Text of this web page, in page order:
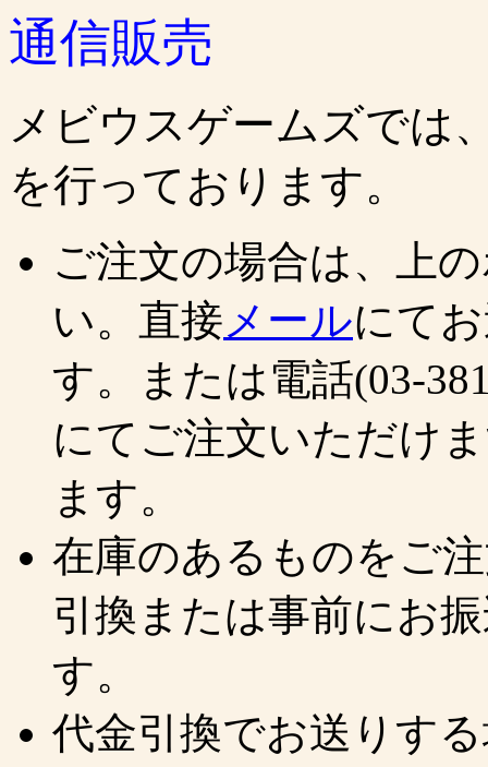
通信販売
メビウスゲームズでは
を行っております。
ご注文の場合は、上
い。直接メールにて
す。または電話(03-
にてご注文いただけ
ます。
在庫のあるものをご
引換または事前にお
す。
代金引換でお送りす